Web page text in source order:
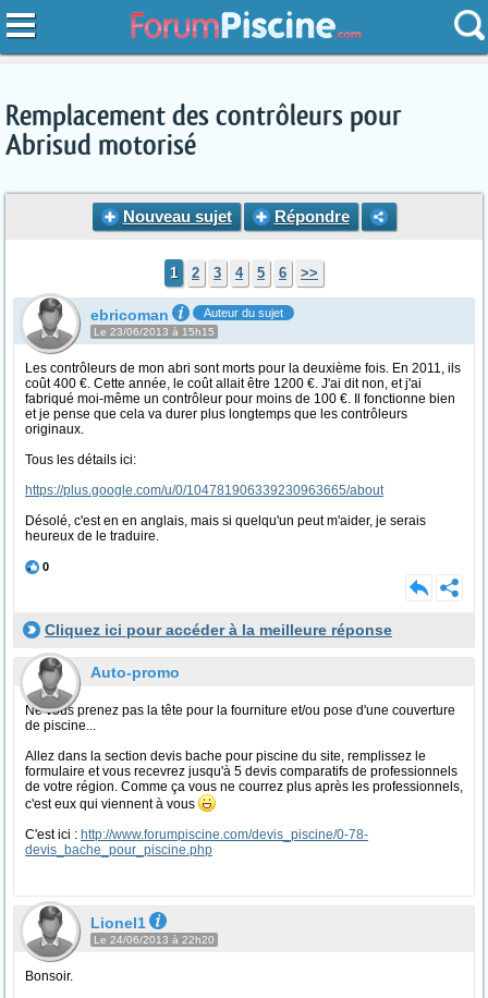
Remplacement des contrôleurs pour
Abrisud motorisé
Nouveau sujet Répondre
1 2 3 4 5 6 >>
ebricoman Auteur du sujet
Le 23/06/2013 à 15h15
Les contrôleurs de mon abri sont morts pour la deuxième fois. En 2011, ils
coût 400 €. Cette année, le coût allait être 1200 €. J'ai dit non, et j'ai
fabriqué moi-même un contrôleur pour moins de 100 €. Il fonctionne bien
et je pense que cela va durer plus longtemps que les contrôleurs
originaux.
Tous les détails ici:
https://plus.google.com/u/0/104781906339230963665/about
Désolé, c'est en en anglais, mais si quelqu'un peut m'aider, je serais
heureux de le traduire.
0
Cliquez ici pour accéder à la meilleure réponse
Auto-promo
Ne vous prenez pas la tête pour la fourniture et/ou pose d'une couverture
de piscine...
Allez dans la section devis bache pour piscine du site, remplissez le
formulaire et vous recevrez jusqu'à 5 devis comparatifs de professionnels
de votre région. Comme ça vous ne courrez plus après les professionnels,
c'est eux qui viennent à vous
C'est ici : http://www.forumpiscine.com/devis_piscine/0-78-
devis_bache_pour_piscine.php
Lionel1
Le 24/06/2013 à 22h20
Bonsoir.